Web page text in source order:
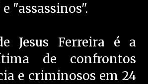
"assassinos".
Jesus Ferreira é a
de confrontos
e criminosos em 24